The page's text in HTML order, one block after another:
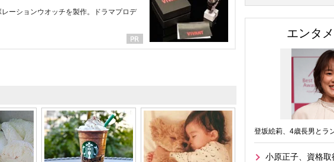
ーションウオッチを製作。ドラマプロデ
エンタ
登坂絵莉、4歳長男とラ
小原正子、資格取